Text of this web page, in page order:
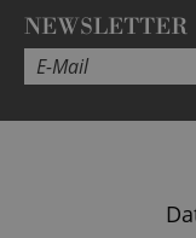
NEWSLETTER